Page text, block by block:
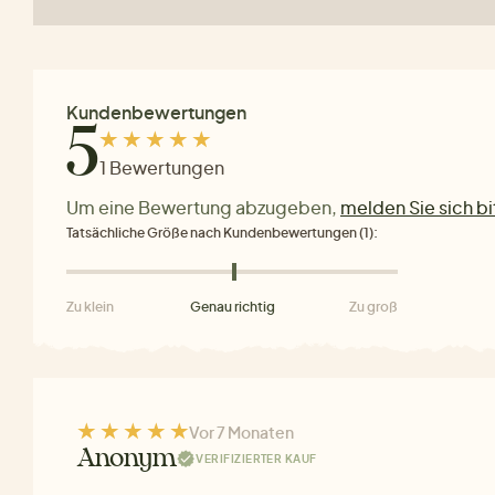
Kundenbewertungen
51 Bewertungen
Um eine Bewertung abzugeben, melden Sie sich
Tatsächliche Größe nach Kundenbewertungen (1):
Zu klein Genau richtig Zu groß
Vor 7 Monaten
Anonym VERIFIZIERTER KAUF